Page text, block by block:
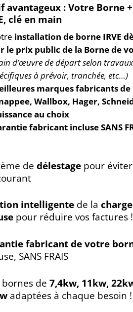
avantageux : Votre Borne
clé en main
installation de borne IRVE
le prix public de la Borne de
d’œuvre de départ selon
à prévoir, tranchée, etc…)
marques fabricants de
Wallbox, Hager,
au choix
fabricant incluse SANS
de délestagepour éviter
intelligentede la
pour réduire vos factures !
fabricant de votre
SANS FRAIS
bornes de 7,4kw, 11kw,
adaptées à chaque besoin !